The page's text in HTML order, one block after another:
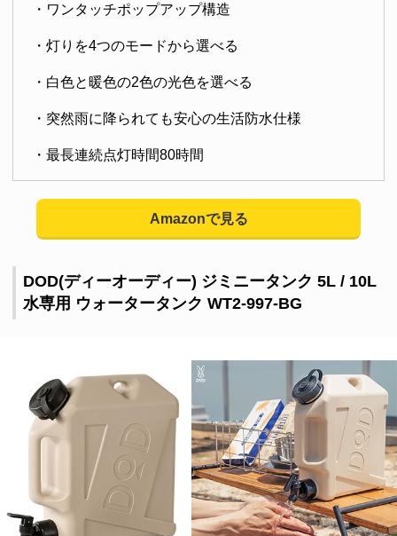
・ワンタッチポップアップ構造
・灯りを4つのモードから選べる
・白色と暖色の2色の光色を選べる
・突然雨に降られても安心の生活防水仕様
・最長連続点灯時間80時間
Amazonで見る
DOD(ディーオーディー) ジミニータンク 5L / 10L
水専用 ウォータータンク ‎WT2-997-BG